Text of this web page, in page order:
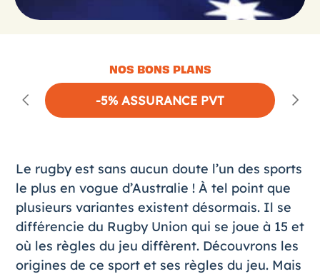
NOS BONS PLANS
-5% ASSURANCE PVT
Le rugby est sans aucun doute l’un des sports
le plus en vogue d’Australie ! À tel point que
plusieurs variantes existent désormais. Il se
différencie du Rugby Union qui se joue à 15 et
où les règles du jeu diffèrent. Découvrons les
origines de ce sport et ses règles du jeu. Mais